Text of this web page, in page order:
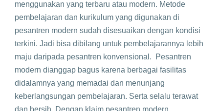
menggunakan yang terbaru atau modern. Metode
pembelajaran dan kurikulum yang digunakan di
pesantren modern sudah disesuaikan dengan kondisi
terkini. Jadi bisa dibilang untuk pembelajarannya lebih
maju daripada pesantren konvensional. Pesantren
modern dianggap bagus karena berbagai fasilitas
didalamnya yang memadai dan menunjang
keberlangsungan pembelajaran. Serta selalu terawat
dan bersih. Dengan klaim pesantren modern,